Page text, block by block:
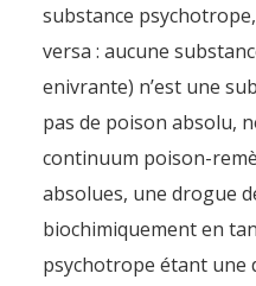
substance
versa : aucune
enivrante) n’est une
pas de poison absolu,
continuum poison-
absolues, une drogue
biochimiquement en
psychotrope étant une